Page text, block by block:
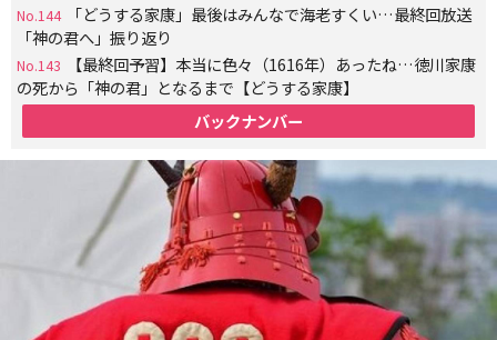
No.144
「どうする家康」最後はみんなで海老すくい…最終回放送
「神の君へ」振り返り
No.143
【最終回予習】本当に色々（1616年）あったね…徳川家康
の死から「神の君」となるまで【どうする家康】
バックナンバー